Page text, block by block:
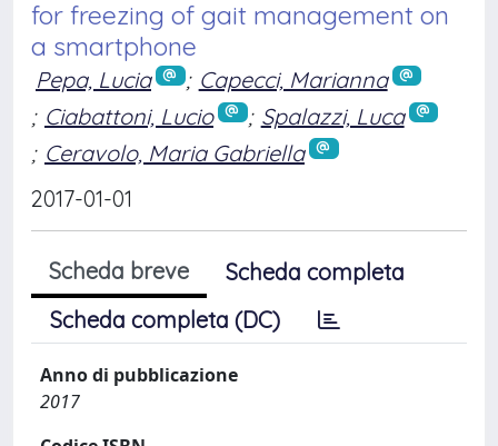
for freezing of gait management on
a smartphone
Pepa, Lucia ; Capecci, Marianna
; Ciabattoni, Lucio ; Spalazzi, Luca
; Ceravolo, Maria Gabriella
2017-01-01
Scheda breve
Scheda completa
Scheda completa (DC)
Anno di pubblicazione
2017